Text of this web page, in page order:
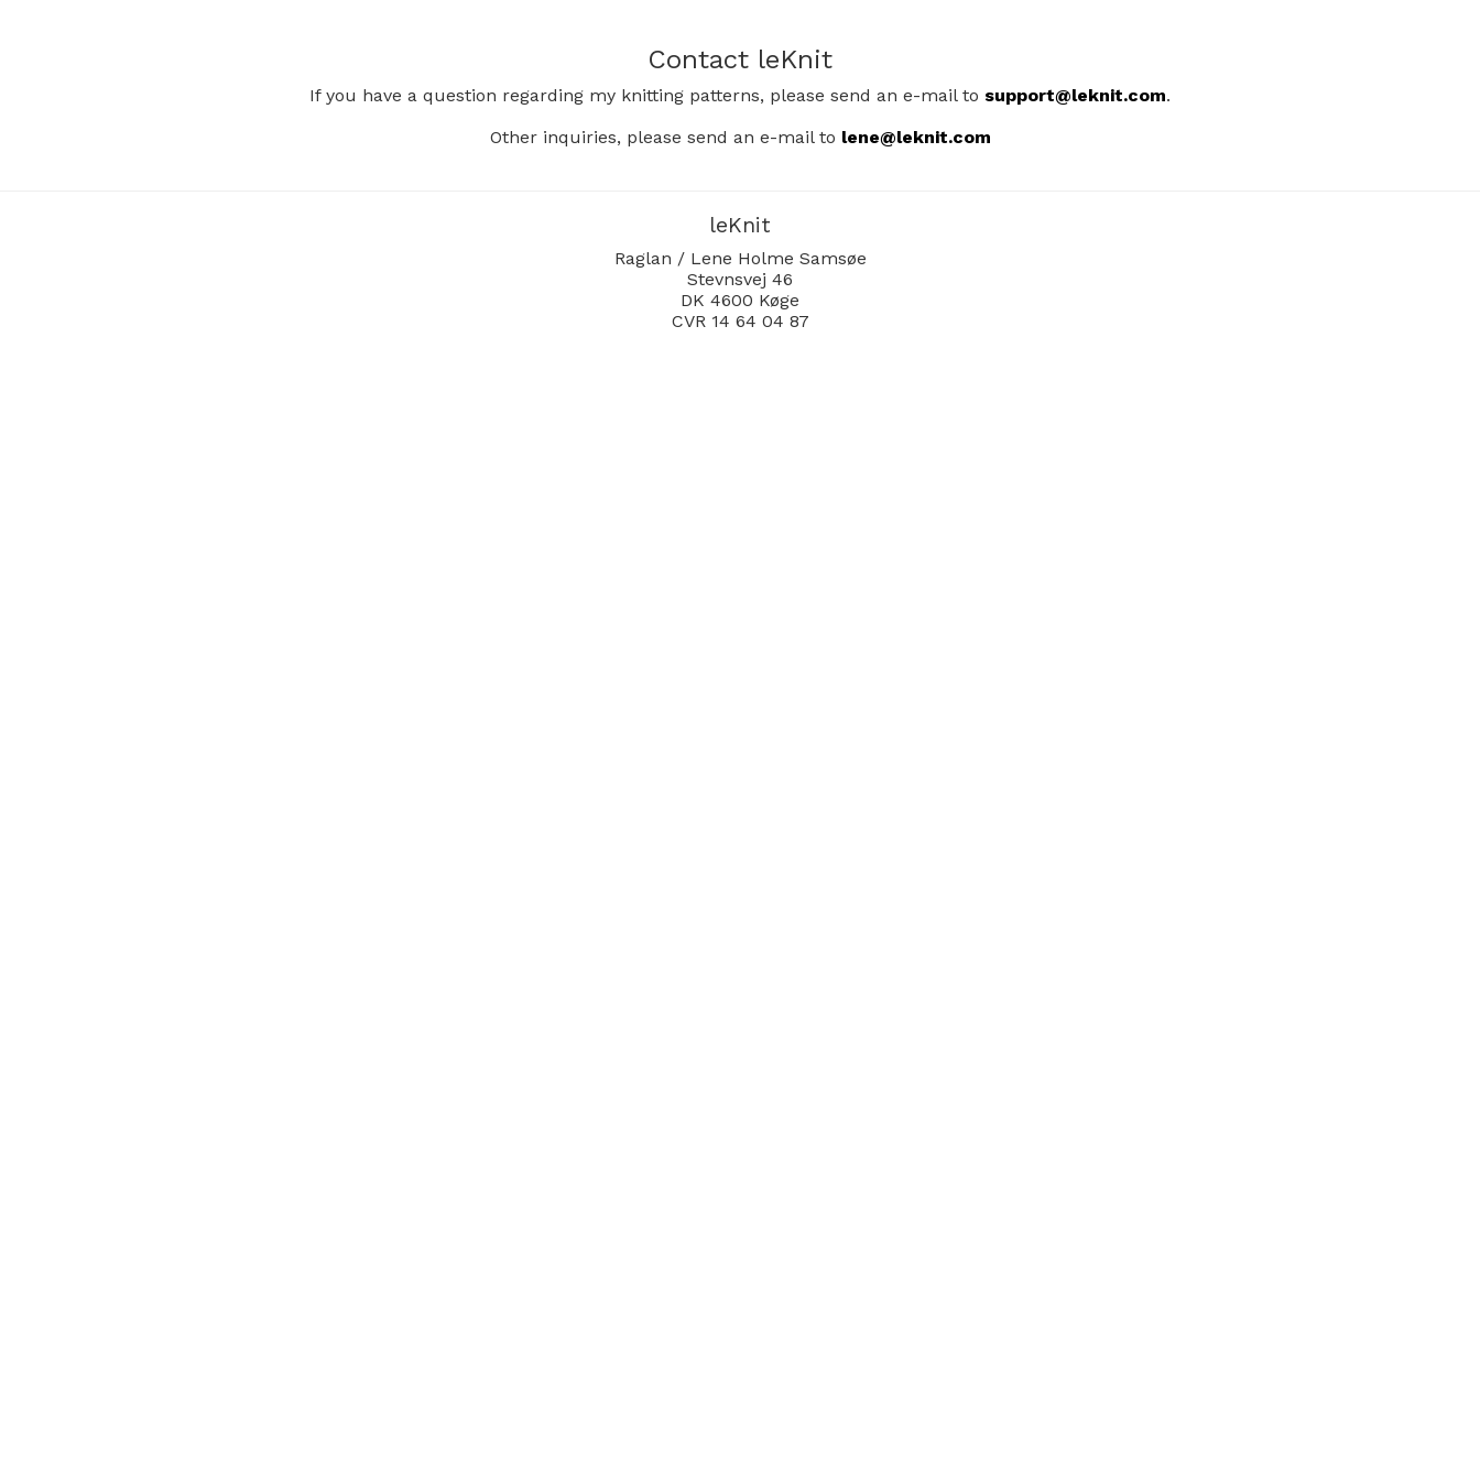
Contact leKnit
If you have a question regarding my knitting patterns, please send an e-mail to support@leknit.com.
Other inquiries, please send an e-mail to lene@leknit.com
leKnit
Raglan / Lene Holme Samsøe
Stevnsvej 46
DK 4600 Køge
CVR 14 64 04 87